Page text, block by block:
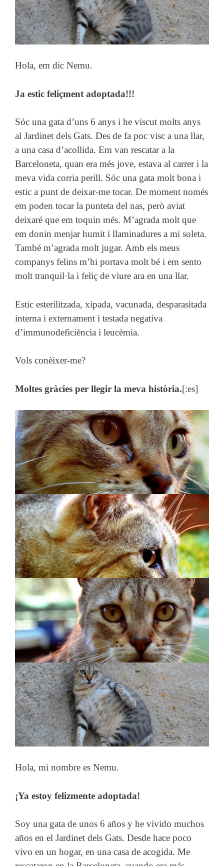
Hola, em dic Nemu.
Ja estic feliçment adoptada!!!
Sóc una gata d’uns 6 anys i he viscut molts anys
al Jardinet dels Gats. Des de fa poc visc a una llar,
a una casa d’acollida. Em van rescatar a la
Barceloneta, quan era més jove, estava al carrer i la
meva vida corria perill. Sóc una gata molt bona i
estic a punt de deixar-me tocar. De moment només
em poden tocar la punteta del nas, però aviat
deixaré que em toquin més. M’agrada molt que
em donin menjar humit i llaminadures a mi soleta.
També m’agrada molt jugar. Amb els meus
companys felins m’hi portava molt bé i em sento
molt tranquil·la i feliç de viure ara en una llar.
Estic esterilitzada, xipada, vacunada, desparasitada
interna i externament i testada negativa
d’immunodeficiència i leucèmia.
Vols conèixer-me?
Moltes gràcies per llegir la meva història.[:es]
Hola, mi nombre es Nemu.
¡Ya estoy felizmente adoptada!
Soy una gata de unos 6 años y he vivido muchos
años en el Jardinet dels Gats. Desde hace poco
vivo en un hogar, en una casa de acogida. Me